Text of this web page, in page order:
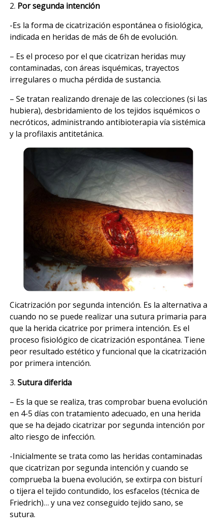
2. Por segunda intención
-Es la forma de cicatrización espontánea o fisiológica,
indicada en heridas de más de 6h de evolución.
– Es el proceso por el que cicatrizan heridas muy
contaminadas, con áreas isquémicas, trayectos
irregulares o mucha pérdida de sustancia.
– Se tratan realizando drenaje de las colecciones (si las
hubiera), desbridamiento de los tejidos isquémicos o
necróticos, administrando antibioterapia vía sistémica
y la profilaxis antitetánica.
Cicatrización por segunda intención. Es la alternativa a
cuando no se puede realizar una sutura primaria para
que la herida cicatrice por primera intención. Es el
proceso fisiológico de cicatrización espontánea. Tiene
peor resultado estético y funcional que la cicatrización
por primera intención.
3. Sutura diferida
– Es la que se realiza, tras comprobar buena evolución
en 4-5 días con tratamiento adecuado, en una herida
que se ha dejado cicatrizar por segunda intención por
alto riesgo de infección.
-Inicialmente se trata como las heridas contaminadas
que cicatrizan por segunda intención y cuando se
comprueba la buena evolución, se extirpa con bisturí
o tijera el tejido contundido, los esfacelos (técnica de
Friedrich)… y una vez conseguido tejido sano, se
sutura.